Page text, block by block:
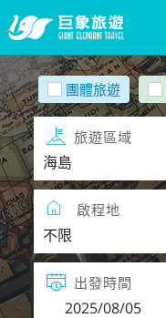
團體旅遊
旅遊區域
啟程地
出發時間